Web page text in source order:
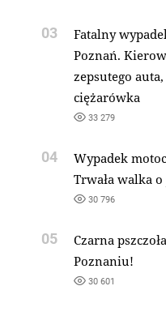
03
Fatalny
Poznań.
zepsutego
ciężarówka
33 279
04
Wypadek
Trwała walka
30 796
05
Czarna
Poznaniu!
30 601